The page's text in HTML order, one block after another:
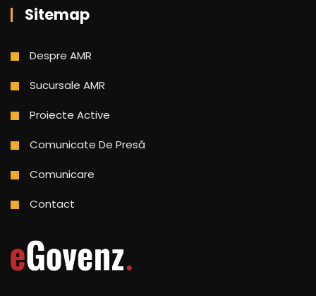
Sitemap
Despre AMR
Sucursale AMR
Proiecte Active
Comunicate De Presă
Comunicare
Contact